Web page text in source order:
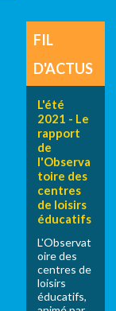
FIL
D'ACTUS
L'été
2021 - Le
rapport
de
l'Observa
toire des
centres
de loisirs
éducatifs
L'Observat
oire des
centres de
loisirs
éducatifs,